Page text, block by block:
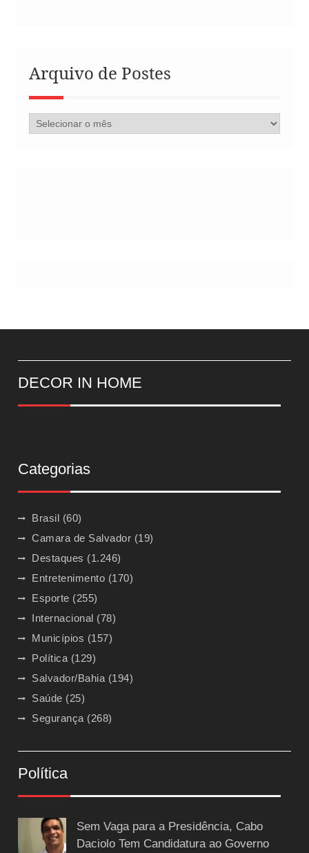
Arquivo de Postes
Arquivo
de
DECOR IN HOME
Categorias
Brasil (60)
Camara de Salvador (19)
Destaques (1.246)
Entretenimento (170)
Esporte (255)
Internacional (78)
Municípios (157)
Política (129)
Salvador/Bahia (194)
Saúde (25)
Segurança (268)
Política
Sem Vaga para a Presidência, Cabo
Daciolo Tem Candidatura ao Governo